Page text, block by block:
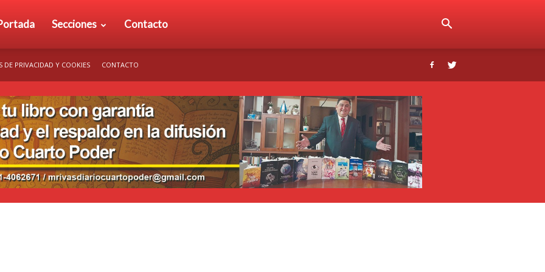
Secciones Contacto
DE PRIVACIDAD Y COOKIES CONTACTO